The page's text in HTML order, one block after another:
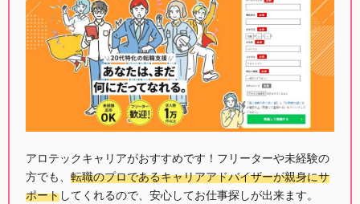
アロテックキャリアがおすすめです！フリーターや未経験の
方でも、 転職のプロであるキャリアアドバイザーが親身にサ
ポートしてくれるので、安心してお仕事探しが出来ます。